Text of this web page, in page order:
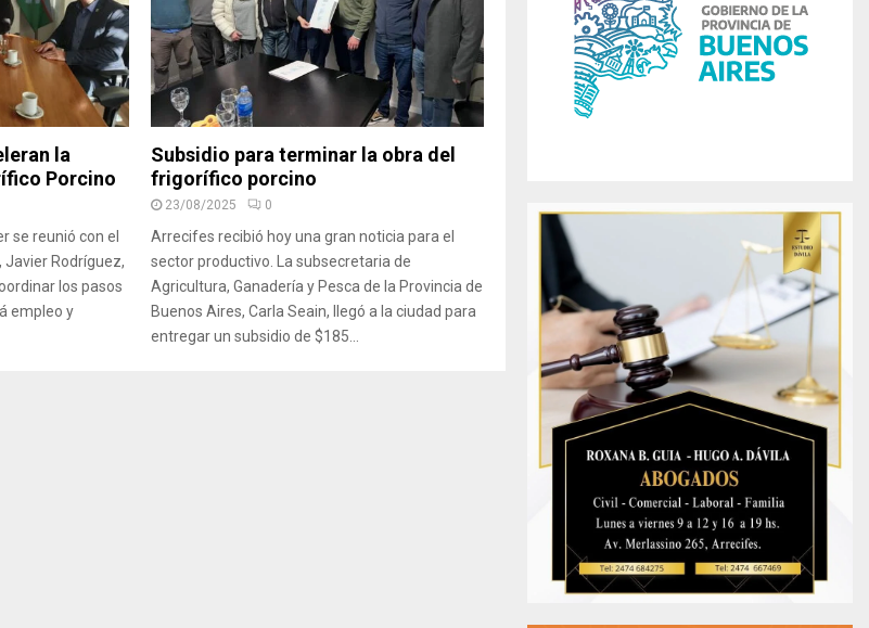
la
Porcino
se reunió con el
Javier Rodríguez,
los pasos
empleo y
Subsidio para terminar la obra del
frigorífico porcino
23/08/2025 0
Arrecifes recibió hoy una gran noticia para el
sector productivo. La subsecretaria de
Agricultura, Ganadería y Pesca de la Provincia de
Buenos Aires, Carla Seain, llegó a la ciudad para
entregar un subsidio de $185...
R
C